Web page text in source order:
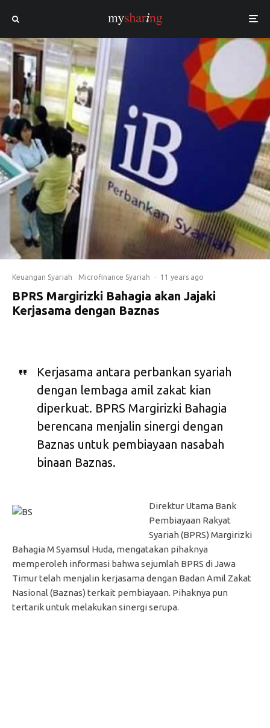
Keuangan Syariah Microfinance Syariah · 11 years ago
BPRS Margirizki Bahagia akan Jajaki
Kerjasama dengan Baznas
Kerjasama antara perbankan syariah
dengan lembaga amil zakat kian
diperkuat. BPRS Margirizki Bahagia
berencana menjalin sinergi dengan
Baznas untuk pembiayaan nasabah
binaan Baznas.
Direktur Utama Bank
Pembiayaan Rakyat
Syariah (BPRS) Margirizki
Bahagia M Syamsul Huda, mengatakan pihaknya
memperoleh informasi bahwa sejumlah BPRS di Jawa
Timur telah menjalin kerjasama dengan Badan Amil Zakat
Nasional (Baznas) terkait pembiayaan. Pihaknya pun
tertarik untuk melakukan sinergi serupa.